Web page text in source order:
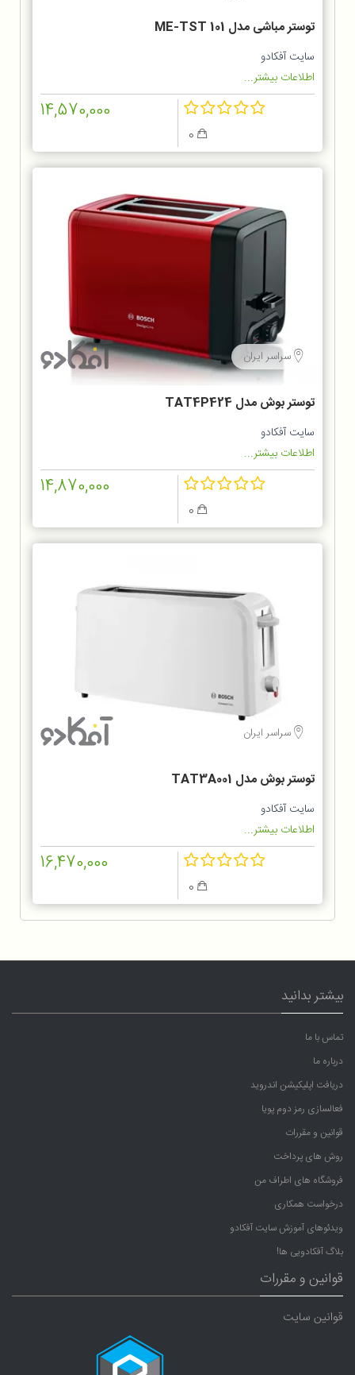
توستر مباشی مدل ME-TST 101
سایت آفکادو
اطلاعات بیشتر...
14,570,000
سراسر ایران
توستر بوش مدل TAT4P424
سایت آفکادو
اطلاعات بیشتر...
14,870,000
سراسر ایران
توستر بوش مدل TAT3A001
سایت آفکادو
اطلاعات بیشتر...
16,470,000
بیشتر بدانید
تماس با ما
درباره ما
دریافت اپلیکیشن اندروید
فعالسازی رمز دوم پویا
قوانین و مقررات
روش های پرداخت
فروشگاه های اطراف من
درخواست همکاری
ویدئوهای آموزش سایت آفکادو
بلاگ آفکادویی ها!
قوانین و مقررات
قوانین سایت